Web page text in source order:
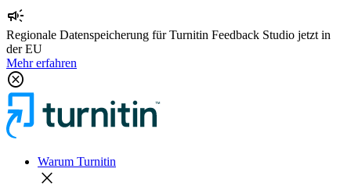
campaign
Regionale Datenspeicherung für Turnitin Feedback Studio jetzt in
der EU
Mehr erfahren
cancel
Warum Turnitin
close